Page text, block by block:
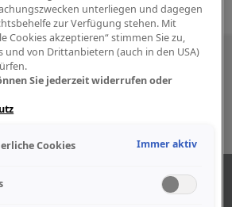
uns auch in den sozialen
Medien
unterliegen und dagegen
zur Verfügung stehen. Mit
Cookies akzeptieren“ stimmen Sie zu,
und von Drittanbietern (auch in den USA)
Sie jederzeit widerrufen oder
Cookies Immer aktiv